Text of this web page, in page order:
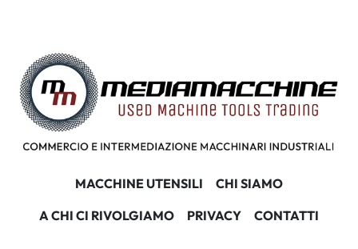
MACCHINE UTENSILI
CHI SIAMO
A CHI CI RIVOLGIAMO
PRIVACY CONTATTI